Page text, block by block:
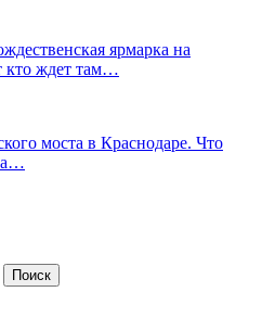
ярмарка на
ждет там…
моста в Краснодаре. Что
а…